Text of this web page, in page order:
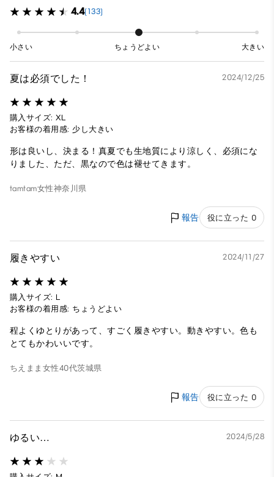
4.4(133)
小さい ちょうどよい 大きい
夏は必須でした！ 2024/12/25
購入サイズ: XL
お客様の着用感: 少し大きい
形は良いし、決まる！真夏でも生地質により涼しく、必須にな
りました、ただ、黒なので色は褪せてきます。
tamtam女性神奈川県
報告 役に立った 0
履きやすい 2024/11/27
購入サイズ: L
お客様の着用感: ちょうどよい
程よくゆとりがあって、すごく履きやすい。動きやすい。色も
とてもかわいいです。
ちえまま 女性40代茨城県
報告 役に立った 0
ゆるい… 2024/5/28